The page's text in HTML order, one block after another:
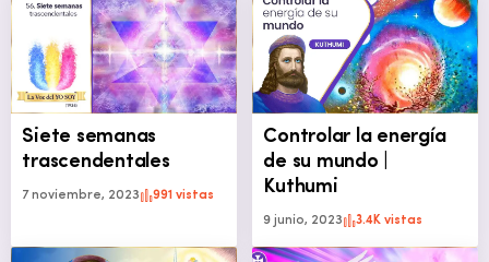
Siete semanas
trascendentales
7 noviembre, 2023 991 vistas
Controlar la energía
de su mundo |
Kuthumi
9 junio, 2023 3.4K vistas